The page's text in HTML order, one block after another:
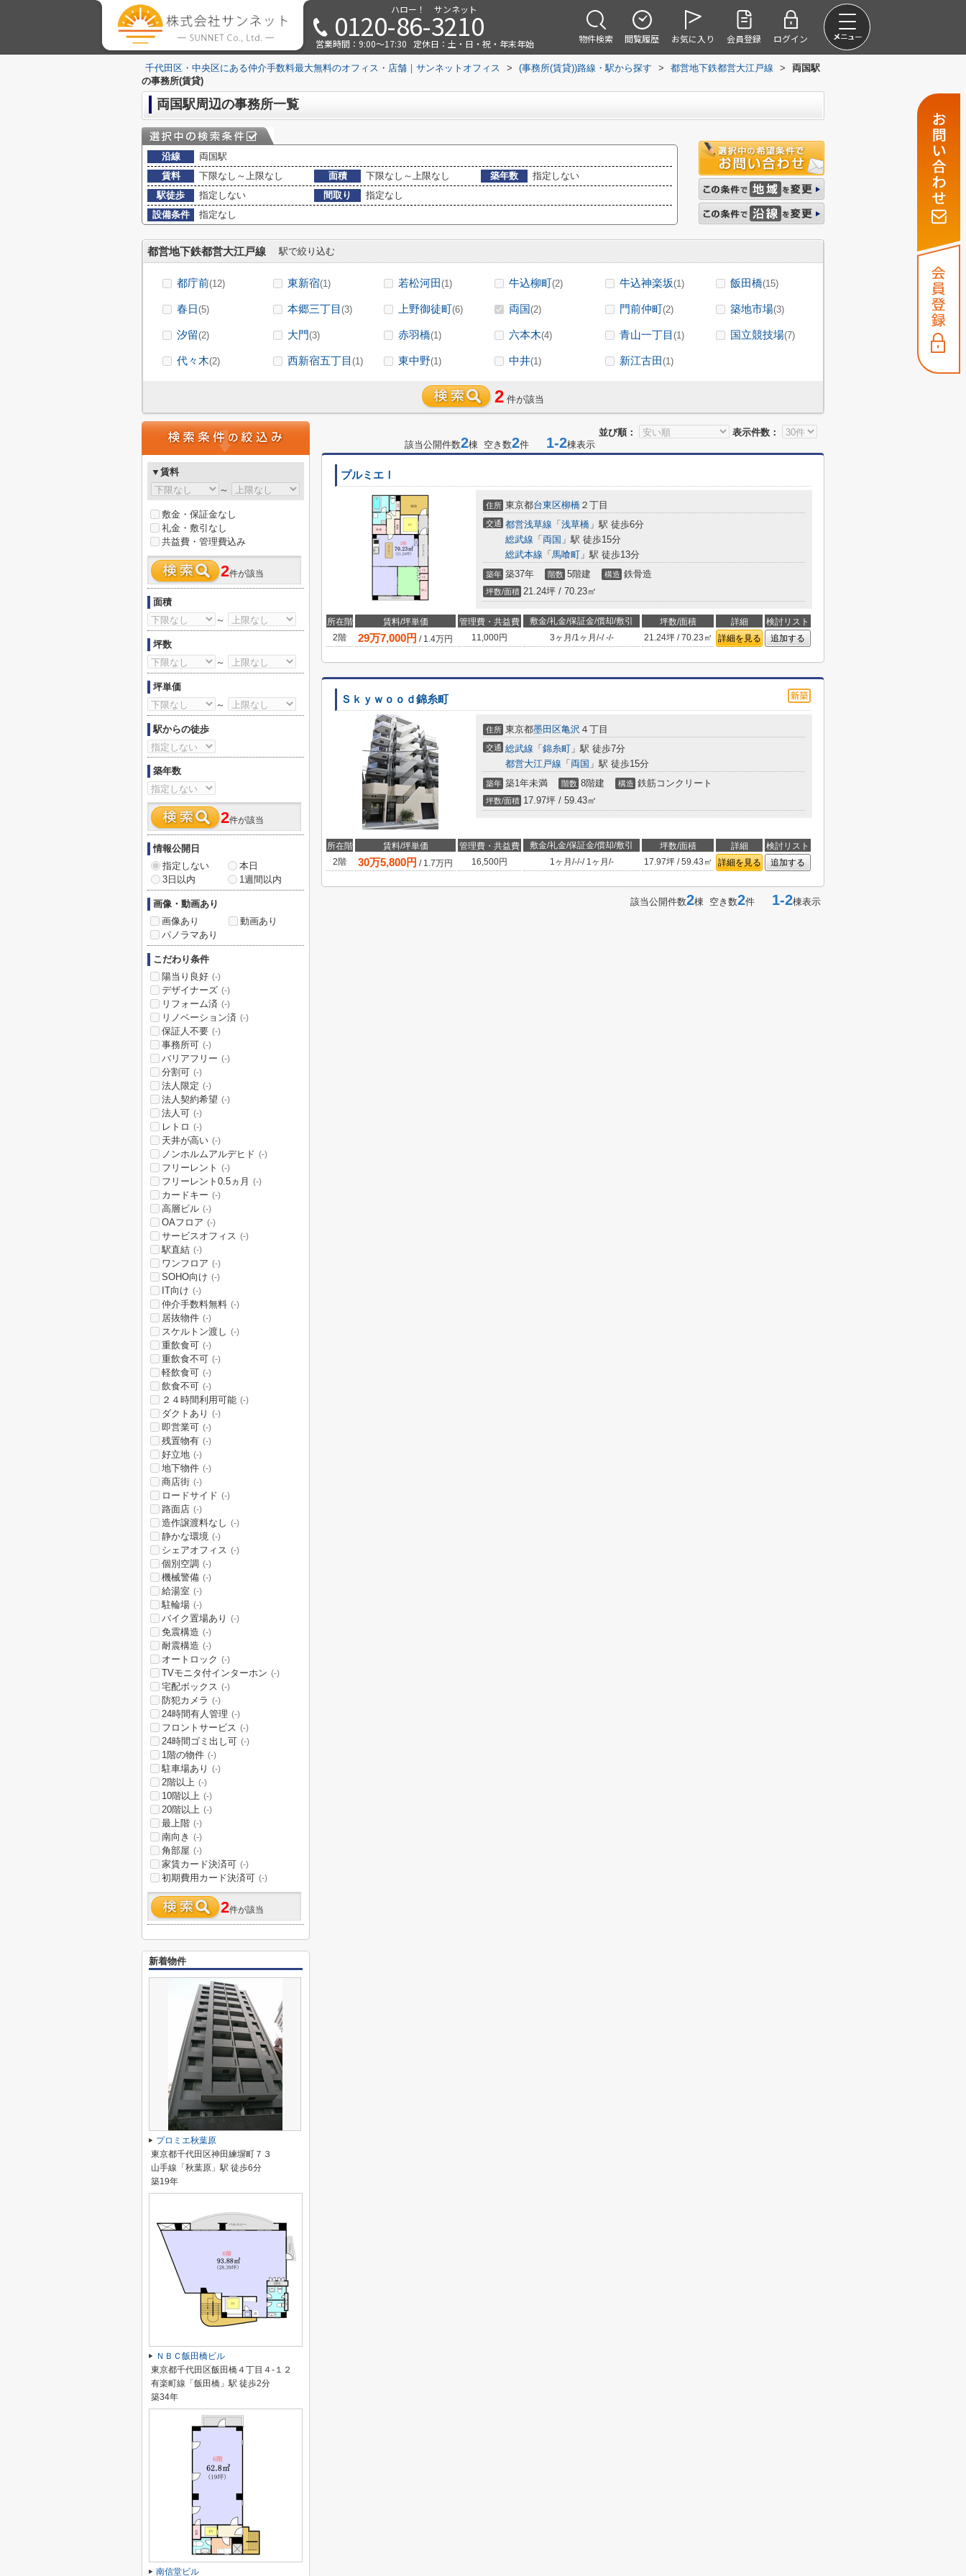
ハロー！ サンネット
0120-86-3210
営業時間：9:00～17:30 定休日：土・日・祝・年末年始 物件検索 閲覧履歴 お気に入り 会員登録 ログイン
千代田区・中央区にある仲介手数料最大無料のオフィス・店舗｜サンネットオフィス > (事務所(賃貸))路線・駅から探す > 都営地下鉄都営大江戸線 >
両国駅
の事務所(賃貸)
両国駅周辺の事務所一覧
沿線
両国駅
賃料
下限なし～上限なし 面積 下限なし～上限なし 築年数
指定しない
駅徒歩
指定しない 間取り
指定なし
設備条件
指定なし
都営地下鉄都営大江戸線 駅で絞り込む
都庁前(12) 東新宿(1) 若松河田(1) 牛込柳町(2) 牛込神楽坂(1) 飯田橋(15)
春日(5) 本郷三丁目 (3) 上野御徒町(6) 両国(2) 門前仲町(2) 築地市場(3)
汐留(2) 大門(3) 赤羽橋(1) 六本木(4) 青山一丁目 (1) 国立競技場(7)
代々木(2) 西新宿五丁目 (1) 東中野(1) 中井(1) 新江古田(1)
2 件が該当
並び順：
表示件数：
該当公開件数2棟 空き数2件 1-2棟表示
プルミエⅠ
住所 東京都台東区柳橋 ２丁目
交通 都営浅草線 「 浅草橋 」駅 徒歩6分
総武線 「 両国 」駅 徒歩15分
総武本線 「 馬喰町 」駅 徒歩13分
築年 築37年 階数 5階建 構造 鉄骨造
坪数/面積 21.24坪 / 70.23㎡
所在階 賃料/坪単価 管理費・共益費 敷金/礼金/保証金/償却/敷引 坪数/面積 詳細
検討リスト
2階
29万7,000円 / 1.4万円 11,000円 3ヶ月 /1ヶ月 /-/-/- 21.24坪 / 70.23㎡ 詳細を見る 追加する
Ｓｋｙｗｏｏｄ錦糸町
住所 東京都墨田区亀沢 ４丁目
交通 総武線 「 錦糸町 」駅 徒歩7分
都営大江戸線 「 両国 」駅 徒歩15分
築年 築1年未満 階数 8階建 構造 鉄筋コンクリート
坪数/面積 17.97坪 / 59.43㎡
所在階 賃料/坪単価 管理費・共益費 敷金/礼金/保証金/償却/敷引 坪数/面積 詳細
検討リスト
2階
30万5,800円 / 1.7万円 16,500円 1ヶ月 /-/-/ 1ヶ月 /- 17.97坪 / 59.43㎡ 詳細を見る 追加する
該当公開件数2棟 空き数2件 1-2棟表示
▼賃料
～
敷金・保証金なし
礼金・敷引なし
共益費・管理費込み
2件が該当
面積
～
坪数
～
坪単価
～
駅からの徒歩
築年数
2件が該当
情報公開日
指定しない
本日
3日以内
1週間以内
画像・動画あり
画像あり
動画あり
パノラマあり
こだわり条件
陽当り良好 (-)
デザイナーズ (-)
リフォーム済 (-)
リノベーション済 (-)
保証人不要 (-)
事務所可 (-)
バリアフリー (-)
分割可 (-)
法人限定 (-)
法人契約希望 (-)
法人可 (-)
レトロ (-)
天井が高い (-)
ノンホルムアルデヒド (-)
フリーレント (-)
フリーレント0.5ヵ月 (-)
カードキー (-)
高層ビル (-)
OAフロア (-)
サービスオフィス (-)
駅直結 (-)
ワンフロア (-)
SOHO向け (-)
IT向け (-)
仲介手数料無料 (-)
居抜物件 (-)
スケルトン渡し (-)
重飲食可 (-)
重飲食不可 (-)
軽飲食可 (-)
飲食不可 (-)
２４時間利用可能 (-)
ダクトあり (-)
即営業可 (-)
残置物有 (-)
好立地 (-)
地下物件 (-)
商店街 (-)
ロードサイド (-)
路面店 (-)
造作譲渡料なし (-)
静かな環境 (-)
シェアオフィス (-)
個別空調 (-)
機械警備 (-)
給湯室 (-)
駐輪場 (-)
バイク置場あり (-)
免震構造 (-)
耐震構造 (-)
オートロック (-)
TVモニタ付インターホン (-)
宅配ボックス (-)
防犯カメラ (-)
24時間有人管理 (-)
フロントサービス (-)
24時間ゴミ出し可 (-)
1階の物件 (-)
駐車場あり (-)
2階以上 (-)
10階以上 (-)
20階以上 (-)
最上階 (-)
南向き (-)
角部屋 (-)
家賃カード決済可 (-)
初期費用カード決済可 (-)
2件が該当
新着物件
プロミエ秋葉原
東京都千代田区神田練塀町７３
山手線「秋葉原」駅 徒歩6分
築19年
ＮＢＣ飯田橋ビル
東京都千代田区飯田橋４丁目４-１２
有楽町線「飯田橋」駅 徒歩2分
築34年
南信堂ビル